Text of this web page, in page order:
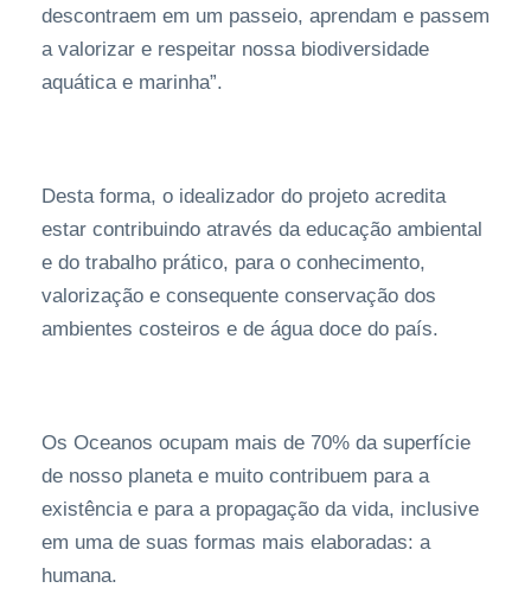
descontraem em um passeio, aprendam e passem
a valorizar e respeitar nossa biodiversidade
aquática e marinha”.
Desta forma, o idealizador do projeto acredita
estar contribuindo através da educação ambiental
e do trabalho prático, para o conhecimento,
valorização e consequente conservação dos
ambientes costeiros e de água doce do país.
Os Oceanos ocupam mais de 70% da superfície
de nosso planeta e muito contribuem para a
existência e para a propagação da vida, inclusive
em uma de suas formas mais elaboradas: a
humana.